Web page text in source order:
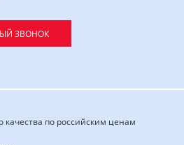
ЗВОНОК
по российским ценам